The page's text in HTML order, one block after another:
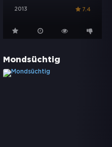
2013 7.4
Mondsüchtig